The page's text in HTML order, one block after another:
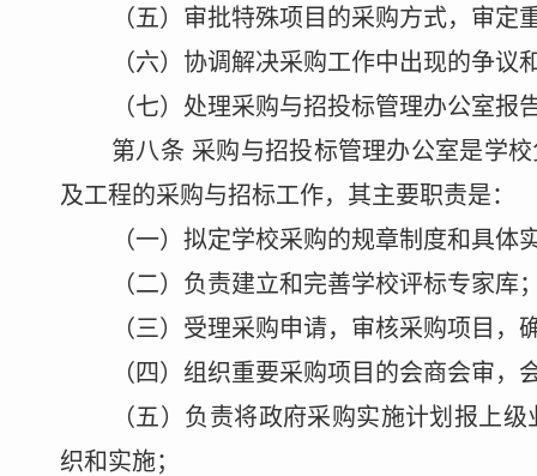
（五）审批特殊项目的采购方式，审定
（六）协调解决采购工作中出现的争议
（七）处理采购与招投标管理办公室报
第八条 采购与招投标管理办公室是学
及工程的采购与招标工作，其主要职责是：
（一）拟定学校采购的规章制度和具体
（二）负责建立和完善学校评标专家库
（三）受理采购申请，审核采购项目
（四）组织重要采购项目的会商会审
（五）负责将政府采购实施计划报上
织和实施；